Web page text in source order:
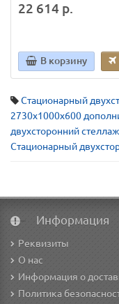
22 614 р.
В корзину
Стационарный
2730х1000х600
двухсторонний
Стационарный
Информация
Реквизиты
О нас
Информация о
Политика